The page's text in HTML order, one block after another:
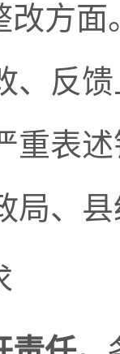
改方
、反
重表
局、